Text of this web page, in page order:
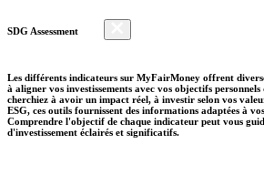
SDG Assessment
Les différents indicateurs sur MyFairMoney offrent
à aligner vos investissements avec vos objectifs
cherchiez à avoir un impact réel, à investir selon vos
ESG, ces outils fournissent des informations adaptées à
Comprendre l'objectif de chaque indicateur peut vous
d'investissement éclairés et significatifs.